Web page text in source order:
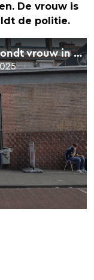
De vrouw is
de politie.